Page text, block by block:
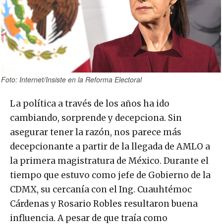
Foto: Internet/Insiste en la Reforma Electoral
La política a través de los años ha ido
cambiando, sorprende y decepciona. Sin
asegurar tener la razón, nos parece más
decepcionante a partir de la llegada de AMLO a
la primera magistratura de México. Durante el
tiempo que estuvo como jefe de Gobierno de la
CDMX, su cercanía con el Ing. Cuauhtémoc
Cárdenas y Rosario Robles resultaron buena
influencia. A pesar de que traía como